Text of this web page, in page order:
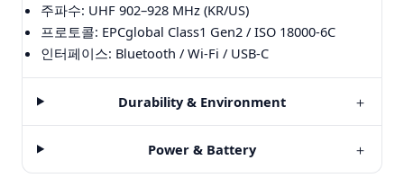
주파수: UHF 902–928 MHz (KR/US)
프로토콜: EPCglobal Class1 Gen2 / ISO 18000-6C
인터페이스: Bluetooth / Wi-Fi / USB-C
Durability & Environment ＋
Power & Battery ＋